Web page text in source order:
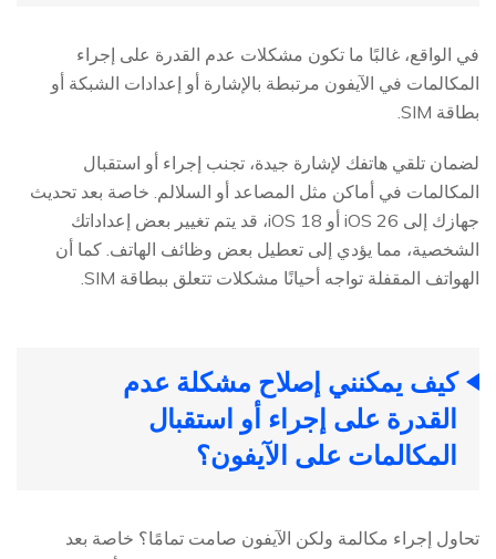
في الواقع، غالبًا ما تكون مشكلات عدم القدرة على إجراء
المكالمات في الآيفون مرتبطة بالإشارة أو إعدادات الشبكة أو
بطاقة SIM.
لضمان تلقي هاتفك لإشارة جيدة، تجنب إجراء أو استقبال
المكالمات في أماكن مثل المصاعد أو السلالم. خاصة بعد تحديث
جهازك إلى iOS 26 أو iOS 18، قد يتم تغيير بعض إعداداتك
الشخصية، مما يؤدي إلى تعطيل بعض وظائف الهاتف. كما أن
الهواتف المقفلة تواجه أحيانًا مشكلات تتعلق ببطاقة SIM.
كيف يمكنني إصلاح مشكلة عدم
القدرة على إجراء أو استقبال
المكالمات على الآيفون؟
تحاول إجراء مكالمة ولكن الآيفون صامت تمامًا؟ خاصة بعد